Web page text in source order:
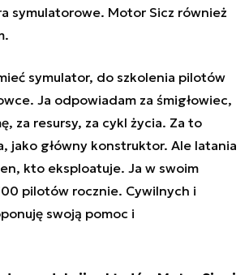
symulatorowe. Motor Sicz również
symulator, do szkolenia pilotów
Ja odpowiadam za śmigłowiec,
za resursy, za cykl życia. Za to
jako główny konstruktor. Ale latania
kto eksploatuje. Ja w swoim
pilotów rocznie. Cywilnych i
swoją pomoc i